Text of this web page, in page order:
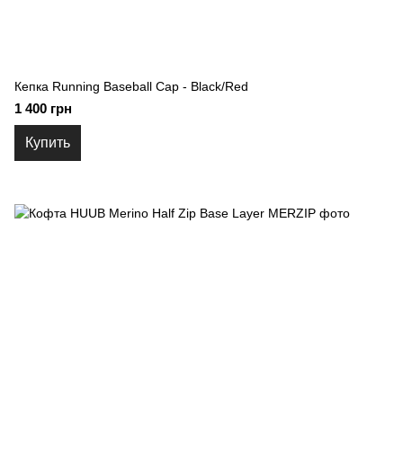
Кепка Running Baseball Cap - Black/Red
1 400 грн
Купить